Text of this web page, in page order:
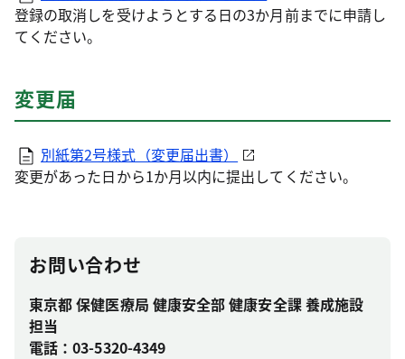
登録の取消しを受けようとする日の3か月前までに申請し
てください。
変更届
別紙第2号様式（変更届出書）
変更があった日から1か月以内に提出してください。
お問い合わせ
東京都 保健医療局 健康安全部 健康安全課 養成施設
担当
電話：03-5320-4349